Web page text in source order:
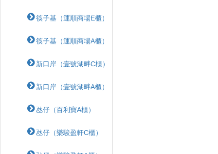
筷子基（運順商場E櫃）
筷子基（運順商場A櫃）
新口岸（壹號湖畔C櫃）
新口岸（壹號湖畔A櫃）
氹仔（百利寶A櫃）
氹仔（樂駿盈軒C櫃）